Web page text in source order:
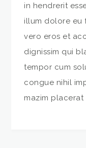
in hendrerit
illum dolore eu
vero eros et
dignissim qui
tempor cum
congue nihil
mazim placerat